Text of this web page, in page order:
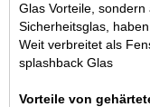
Glas Vorteile,
Sicherheitsglas,
Weit verbreitet als
splashback Glas
Vorteile von